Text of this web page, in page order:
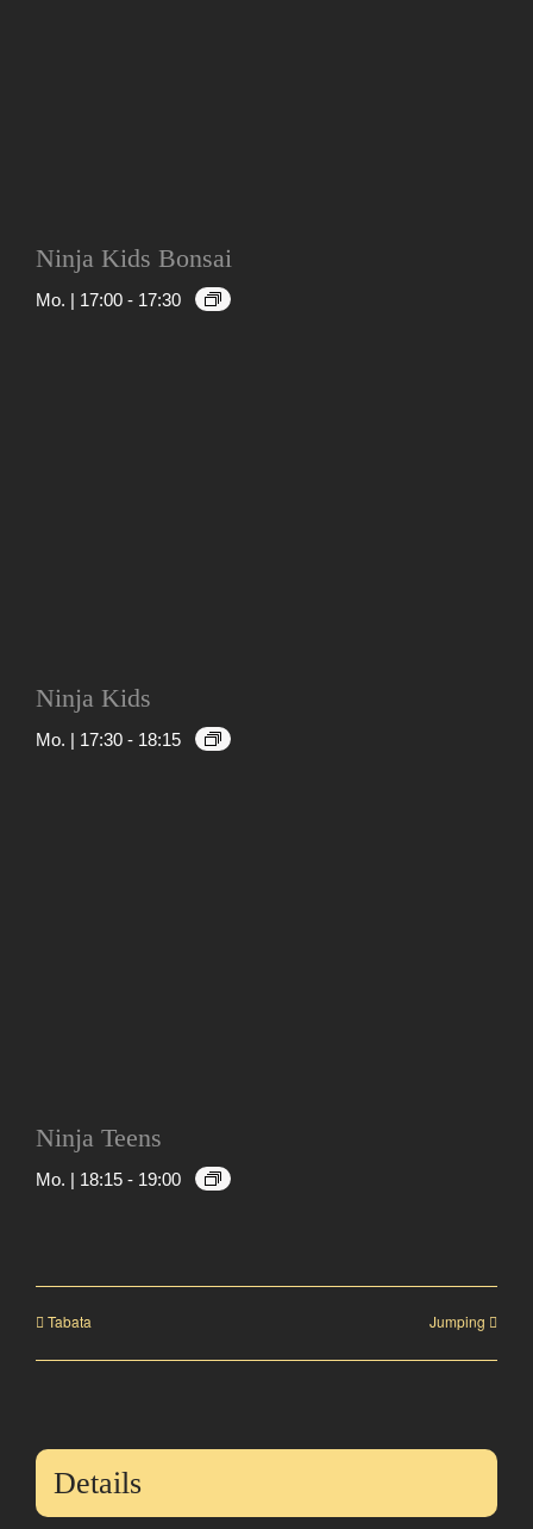
Ninja Kids Bonsai
Mo. | 17:00 - 17:30
Ninja Kids
Mo. | 17:30 - 18:15
Ninja Teens
Mo. | 18:15 - 19:00
Tabata Jumping
Details